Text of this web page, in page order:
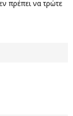
πρέπει να τρώτε